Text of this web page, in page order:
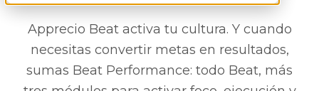
Apprecio Beat activa tu cultura. Y cuando
necesitas convertir metas en resultados,
sumas Beat Performance: todo Beat, más